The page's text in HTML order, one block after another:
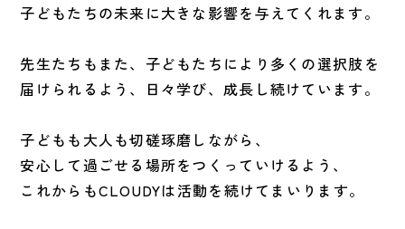
子どもたちの未来に大きな影響を与えてくれます。
先生たちもまた、子どもたちにより多くの選択肢を
届けられるよう、日々学び、成長し続けています。
子どもも大人も切磋琢磨しながら、
安心して過ごせる場所をつくっていけるよう、
これからもCLOUDYは活動を続けてまいります。